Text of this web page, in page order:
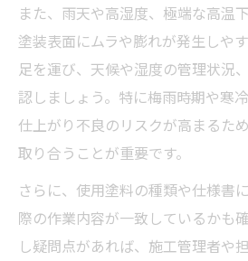
また、雨天や高湿度、極端な高温
塗装表面にムラや膨れが発生しや
足を運び、天候や湿度の管理状況
認しましょう。特に梅雨時期や寒
仕上がり不良のリスクが高まるた
取り合うことが重要です。
さらに、使用塗料の種類や仕様書
際の作業内容が一致しているかも
し疑問点があれば、施工管理者や